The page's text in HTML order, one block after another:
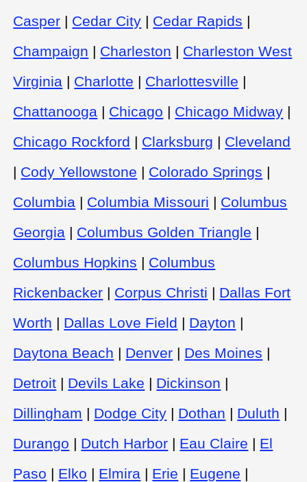
Casper | Cedar City | Cedar Rapids |
Champaign | Charleston | Charleston West
Virginia | Charlotte | Charlottesville |
Chattanooga | Chicago | Chicago Midway |
Chicago Rockford | Clarksburg | Cleveland
| Cody Yellowstone | Colorado Springs |
Columbia | Columbia Missouri | Columbus
Georgia | Columbus Golden Triangle |
Columbus Hopkins | Columbus
Rickenbacker | Corpus Christi | Dallas Fort
Worth | Dallas Love Field | Dayton |
Daytona Beach | Denver | Des Moines |
Detroit | Devils Lake | Dickinson |
Dillingham | Dodge City | Dothan | Duluth |
Durango | Dutch Harbor | Eau Claire | El
Paso | Elko | Elmira | Erie | Eugene |